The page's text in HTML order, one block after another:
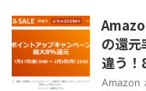
の還元
違う
Amazon